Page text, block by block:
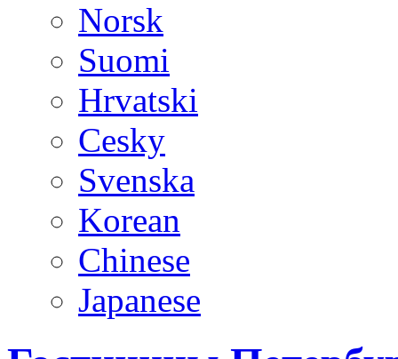
Norsk
Suomi
Hrvatski
Cesky
Svenska
Korean
Chinese
Japanese